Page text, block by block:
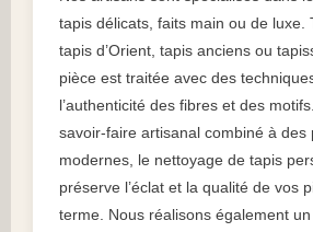
tapis délicats, faits main ou de luxe.
tapis d’Orient, tapis anciens ou
pièce est traitée avec des
l’authenticité des fibres et des
savoir-faire artisanal combiné à des
modernes, le nettoyage de tapis
préserve l’éclat et la qualité de vos
terme. Nous réalisons également